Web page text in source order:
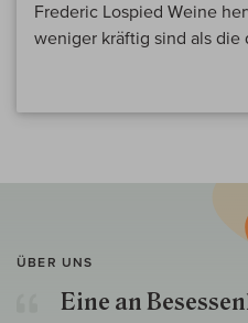
Frederic Lospied Weine
weniger kräftig sind als die
ÜBER UNS
Eine an